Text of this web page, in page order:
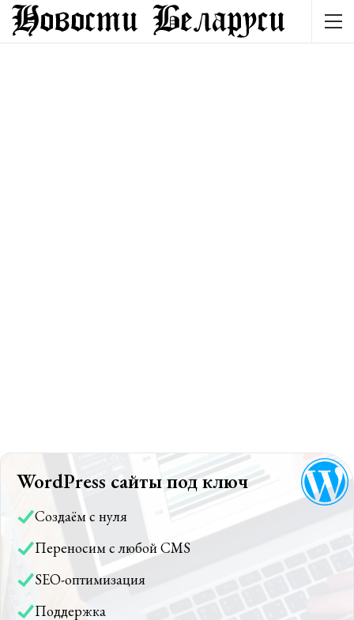
WordPress сайты под ключ
Создаём с нуля
Переносим с любой CMS
SEO-оптимизация
Поддержка